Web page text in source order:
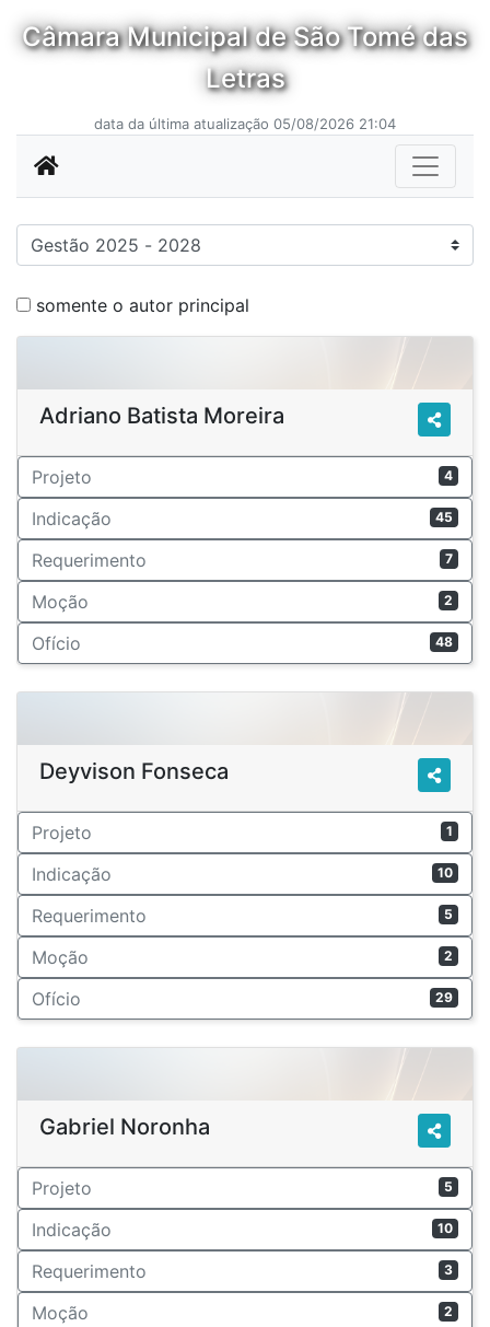
Câmara Municipal de São Tomé das
Letras
data da última atualização 05/08/2026 21:04
somente o autor principal
Adriano Batista Moreira
Projeto 4
Indicação 45
Requerimento 7
Moção 2
Ofício 48
Deyvison Fonseca
Projeto 1
Indicação 10
Requerimento 5
Moção 2
Ofício 29
Gabriel Noronha
Projeto 5
Indicação 10
Requerimento 3
Moção 2